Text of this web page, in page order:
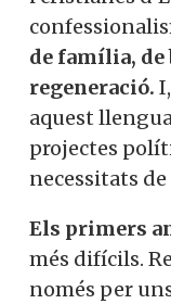
de família, de
regeneració.
aquest
projectes
necessitats
Els primers
més difícils.
només per